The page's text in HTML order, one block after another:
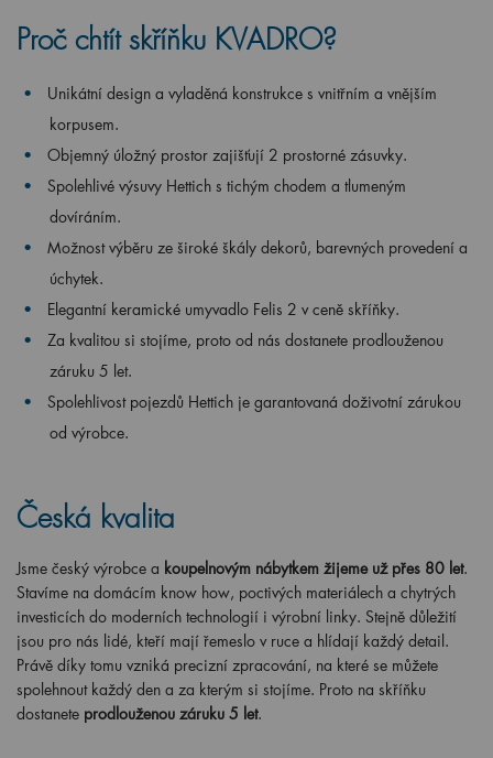
Proč chtít skříňku KVADRO?
Unikátní design a vyladěná konstrukce s vnitřním a vnějším
korpusem.
Objemný úložný prostor zajišťují 2 prostorné zásuvky.
Spolehlivé výsuvy Hettich s tichým chodem a tlumeným
dovíráním.
Možnost výběru ze široké škály dekorů, barevných provedení a
úchytek.
Elegantní keramické umyvadlo Felis 2 v ceně skříňky.
Za kvalitou si stojíme, proto od nás dostanete prodlouženou
záruku 5 let.
Spolehlivost pojezdů Hettich je garantovaná doživotní zárukou
od výrobce.
Česká kvalita
Jsme český výrobce a koupelnovým nábytkem žijeme už přes 80 let.
Stavíme na domácím know how, poctivých materiálech a chytrých
investicích do moderních technologií i výrobní linky. Stejně důležití
jsou pro nás lidé, kteří mají řemeslo v ruce a hlídají každý detail.
Právě díky tomu vzniká precizní zpracování, na které se můžete
spolehnout každý den a za kterým si stojíme. Proto na skříňku
dostanete prodlouženou záruku 5 let.